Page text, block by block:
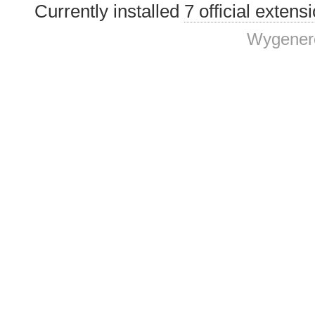
Currently installed 7 official